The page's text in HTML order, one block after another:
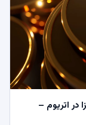
در اتریوم –